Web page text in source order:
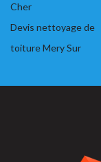
Cher
Devis nettoyage de
toiture Mery Sur